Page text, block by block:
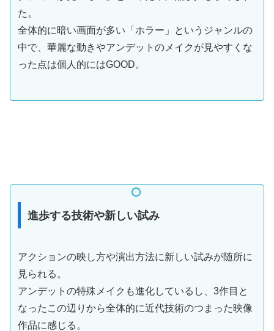
た。
全体的に暗い画面が多い「ホラー」というジャンルの
中で、華麗な動きやアンデットのメイクが見やすくな
った点は個人的にはGOOD。
進歩する技術や新しい試み
アクションの映し方や演出方法に新しい試みが随所に
見られる。
アンデットの特殊メイクも進化しているし、3作目と
なったこの辺りから全体的に近代技術のつまった映像
作品に感じる。